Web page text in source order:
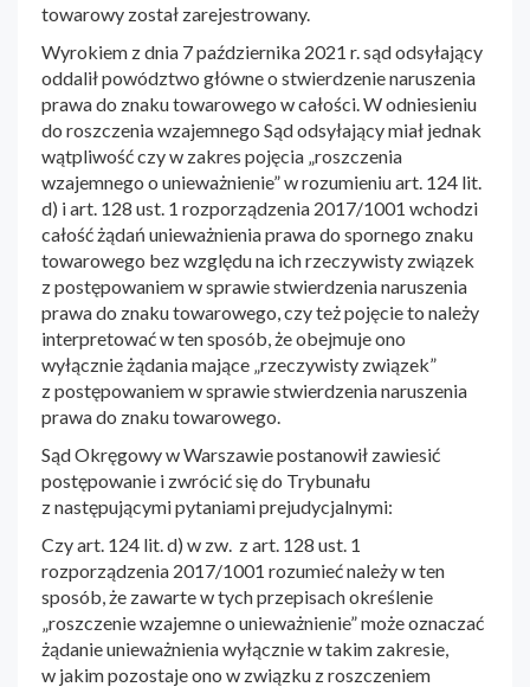
towarowy został zarejestrowany.
Wyrokiem z dnia 7 października 2021 r. sąd odsyłający
oddalił powództwo główne o stwierdzenie naruszenia
prawa do znaku towarowego w całości. W odniesieniu
do roszczenia wzajemnego Sąd odsyłający miał jednak
wątpliwość czy w zakres pojęcia „roszczenia
wzajemnego o unieważnienie” w rozumieniu art. 124 lit.
d) i art. 128 ust. 1 rozporządzenia 2017/1001 wchodzi
całość żądań unieważnienia prawa do spornego znaku
towarowego bez względu na ich rzeczywisty związek
z postępowaniem w sprawie stwierdzenia naruszenia
prawa do znaku towarowego, czy też pojęcie to należy
interpretować w ten sposób, że obejmuje ono
wyłącznie żądania mające „rzeczywisty związek”
z postępowaniem w sprawie stwierdzenia naruszenia
prawa do znaku towarowego.
Sąd Okręgowy w Warszawie postanowił zawiesić
postępowanie i zwrócić się do Trybunału
z następującymi pytaniami prejudycjalnymi:
Czy art. 124 lit. d) w zw. z art. 128 ust. 1
rozporządzenia 2017/1001 rozumieć należy w ten
sposób, że zawarte w tych przepisach określenie
„roszczenie wzajemne o unieważnienie” może oznaczać
żądanie unieważnienia wyłącznie w takim zakresie,
w jakim pozostaje ono w związku z roszczeniem